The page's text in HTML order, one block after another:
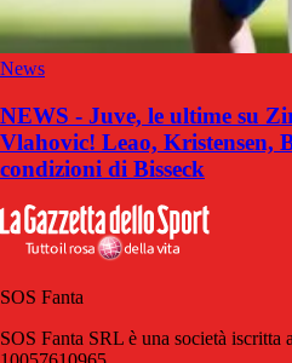
News
NEWS - Juve, le ultime su
Vlahovic! Leao, Kristensen,
condizioni di Bisseck
SOS Fanta
SOS Fanta SRL è una società